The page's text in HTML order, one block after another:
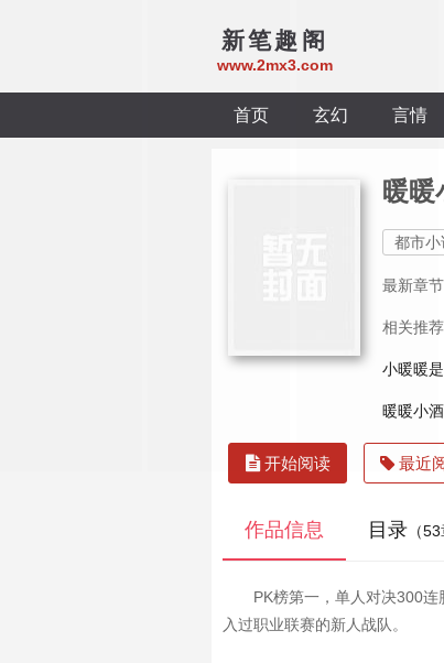
新笔趣阁
www.2mx3.com
首页 玄幻 言情
暖暖
都市小
最新章节
相关推荐
小暖暖
暖暖小
开始阅读 最近
作品信息 目录 （53
PK榜第一，单人对决300
入过职业联赛的新人战队。